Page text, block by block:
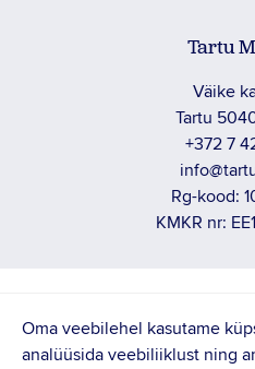
Tartu
Väike
Tartu
+372 7
Rg-kood:
KMKR nr:
TÖÖTAJA
Oma veebilehel kasutame
analüüsida veebiliiklust ning